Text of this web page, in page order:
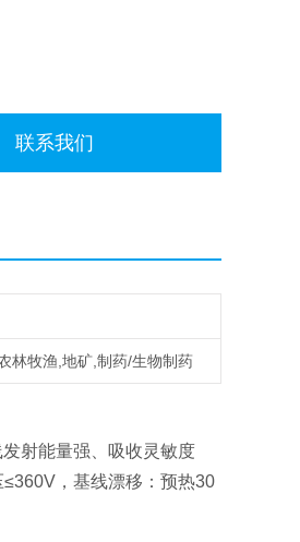
联系我们
林牧渔,地矿,制药/生物制药
射能量强、吸收灵敏度
≤360V，基线漂移：预热30